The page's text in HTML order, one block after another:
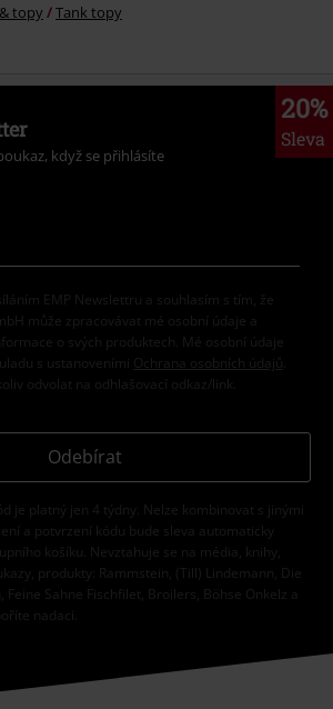
topy Tank topy
20%
Sleva
když se přihlásíte
EMP Newslettru a souhlasím s tím, že
může zpracovávat mé osobní údaje a
o svých produktech. Mé osobní údaje
s ustanoveními
Ochrana osobních údajů
odvolat na odhlašovací odkaz/link.
Odebírat
je platný jen 4 týdny. Nelze kombinovat s jinými
a potvrzení kódu bude sleva automaticky
košíku. Nevztahuje se na média, knihy,
produkty: Rammstein, (Till) Lindemann, Die
Sahne Fischfilet, Broilers, Böhse Onkelz a
nadaci.